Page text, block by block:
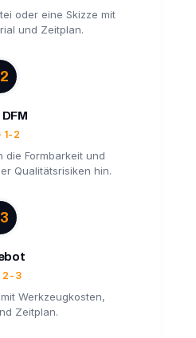
oder eine Skizze mit
und Zeitplan.
1-2
die Formbarkeit und
Qualitätsrisiken hin.
2-3
Werkzeugkosten,
Zeitplan.